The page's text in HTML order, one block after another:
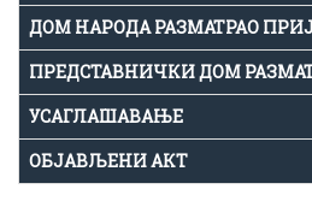
ДОМ НАРОДА РАЗМАТРАО
ПРЕДСТАВНИЧКИ ДОМ
УСАГЛАШАВАЊЕ
ОБЈАВЉЕНИ АКТ